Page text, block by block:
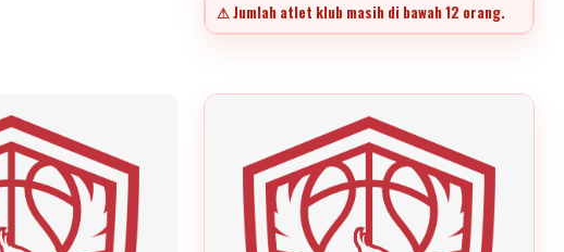
⚠ Jumlah atlet klub masih di bawah 12 orang.